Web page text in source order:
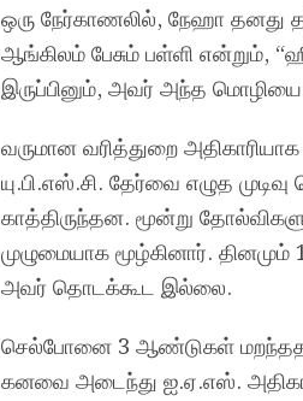
ஒரு நேர்காணலில், நேஹா தனது
ஆங்கிலம் பேசும் பள்ளி என்றும்,
இருப்பினும், அவர் அந்த
வருமான வரித்துறை
யு.பி.எஸ்.சி. தேர்வை எழுத
காத்திருந்தன. மூன்று
முழுமையாக மூழ்கினார்.
அவர் தொடக்கூட இல்லை.
செல்போனை 3 ஆண்டுகள்
கனவை அடைந்து ஐ.ஏ.எஸ்.